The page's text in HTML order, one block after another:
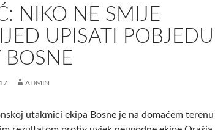
NIKO NE SMIJE
UPISATI POBJEDU
BOSNE
ADMIN
utakmici ekipa Bosne je na domaćem terenu